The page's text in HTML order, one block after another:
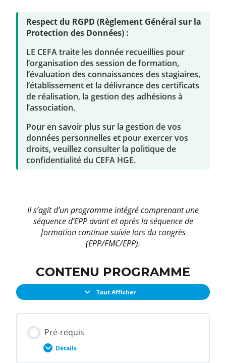
Respect du RGPD (Règlement Général sur la
Protection des Données) :
LE CEFA traite les donnée recueillies pour
l’organisation des session de formation,
l’évaluation des connaissances des stagiaires,
l’établissement et la délivrance des certificats
de réalisation, la gestion des adhésions à
l’association.
Pour en savoir plus sur la gestion de vos
données personnelles et pour exercer vos
droits, veuillez consulter la politique de
confidentialité du CEFA HGE.
Il s’agit d’un programme intégré comprenant une
séquence d’EPP avant et après la séquence de
formation continue suivie lors du congrès
(EPP/FMC/EPP).
CONTENU PROGRAMME
Tout Afficher
Pré-requis
Détails